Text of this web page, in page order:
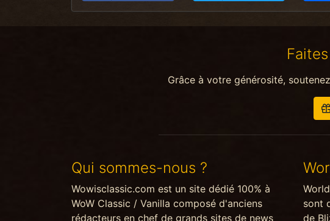
Grâce à votre générosité,
Qui sommes-nous ?
Wowisclassic.com est un site dédié 100% à
WoW Classic / Vanilla composé d'anciens
rédacteurs en chef de grands sites de news
sont
de